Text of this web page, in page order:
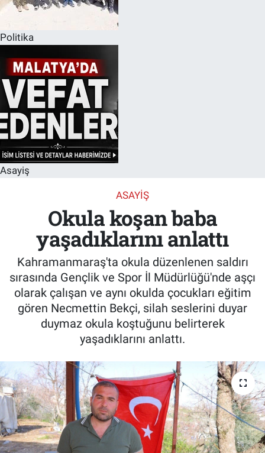
Politika
Asayiş
ASAYIŞ
Okula koşan baba
yaşadıklarını anlattı
Kahramanmaraş'ta okula düzenlenen saldırı
sırasında Gençlik ve Spor İl Müdürlüğü'nde aşçı
olarak çalışan ve aynı okulda çocukları eğitim
gören Necmettin Bekçi, silah seslerini duyar
duymaz okula koştuğunu belirterek
yaşadıklarını anlattı.